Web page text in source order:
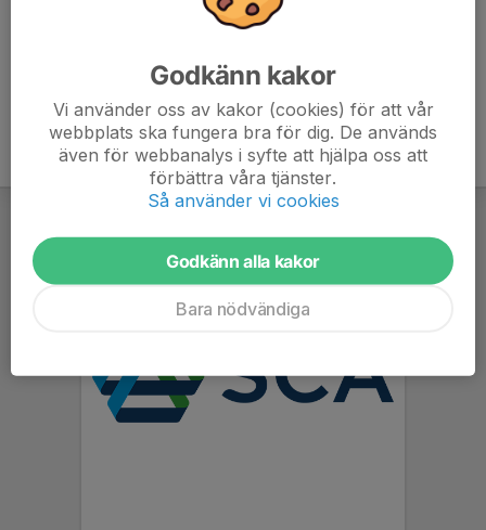
Godkänn kakor
Vi använder oss av kakor (cookies) för att vår
webbplats ska fungera bra för dig. De används
även för webbanalys i syfte att hjälpa oss att
förbättra våra tjänster.
Så använder vi cookies
Godkänn alla kakor
Bara nödvändiga